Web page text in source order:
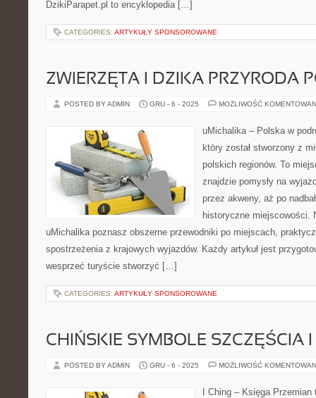
DzikiParapet.pl to encyklopedia […]
CATEGORIES: ARTYKUŁY SPONSOROWANE
ZWIERZĘTA I DZIKA PRZYRODA
POSTED BY ADMIN GRU - 6 - 2025 MOŻLIWOŚĆ
uMichalika – Polska w
który został stworzony z
polskich regionów. To
znajdzie pomysły na
przez akweny, aż po
historyczne miejscowości.
uMichalika poznasz obszerne przewodniki po miejscach,
spostrzeżenia z krajowych wyjazdów. Każdy artykuł jest
wesprzeć turyście stworzyć […]
CATEGORIES: ARTYKUŁY SPONSOROWANE
CHIŃSKIE SYMBOLE SZCZĘŚCIA
POSTED BY ADMIN GRU - 6 - 2025 MOŻLIWOŚĆ
I Ching – Księga